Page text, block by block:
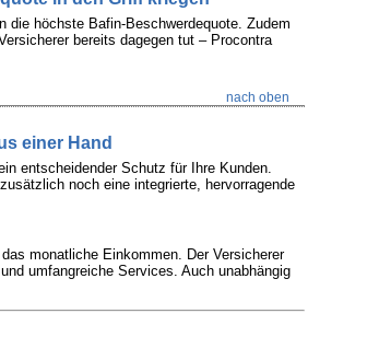
die höchste Bafin-Beschwerdequote. Zudem
bereits dagegen tut – Procontra
nach oben
einer Hand
entscheidender Schutz für Ihre Kunden.
noch eine integrierte, hervorragende
monatliche Einkommen. Der Versicherer
umfangreiche Services. Auch unabhängig